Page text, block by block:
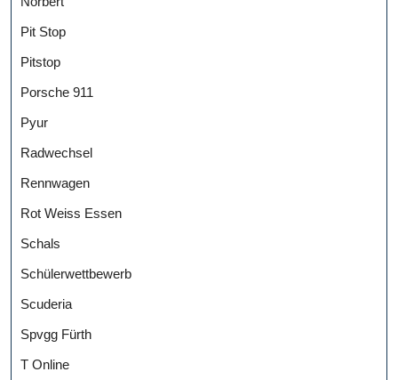
Pit Stop
Pitstop
Porsche 911
Pyur
Radwechsel
Rennwagen
Rot Weiss Essen
Schals
Schülerwettbewerb
Scuderia
Spvgg Fürth
T Online